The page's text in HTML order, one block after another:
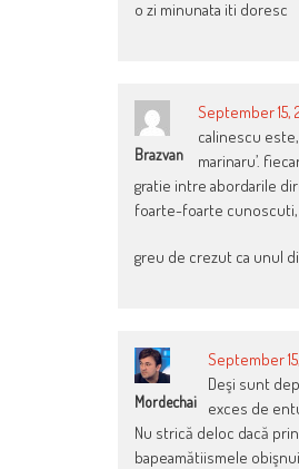
o zi minunata iti doresc
Brazvan
September 15,
calinescu
marinaru’.
gratie intre abordarile
foarte-foarte cunoscuti,
greu de crezut ca unul
Mordechai
September
Deşi sunt
exces de
Nu strică deloc dacă
bapeamătiismele